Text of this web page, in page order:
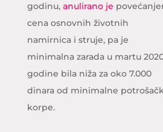
godinu, anulirano je
cena osnovnih životnih
namirnica i struje, pa je
minimalna zarada u martu
godine bila niža za oko 7.000
dinara od minimalne
korpe.